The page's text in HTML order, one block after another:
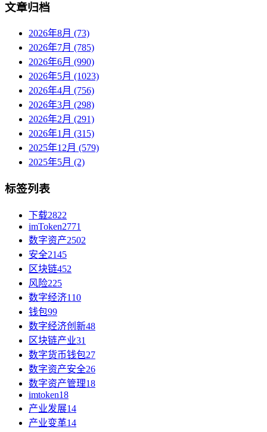
文章归档
2026年8月 (73)
2026年7月 (785)
2026年6月 (990)
2026年5月 (1023)
2026年4月 (756)
2026年3月 (298)
2026年2月 (291)
2026年1月 (315)
2025年12月 (579)
2025年5月 (2)
标签列表
下载2822
imToken2771
数字资产2502
安全2145
区块链452
风险225
数字经济110
钱包99
数字经济创新48
区块链产业31
数字货币钱包27
数字资产安全26
数字资产管理18
imtoken18
产业发展14
产业变革14